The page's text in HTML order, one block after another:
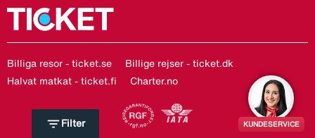
filter_list Filter
Billiga resor - ticket.se
Billige rejser - ticket.dk
Halvat matkat - ticket.fi
Charter.no
KUNDESERVICE